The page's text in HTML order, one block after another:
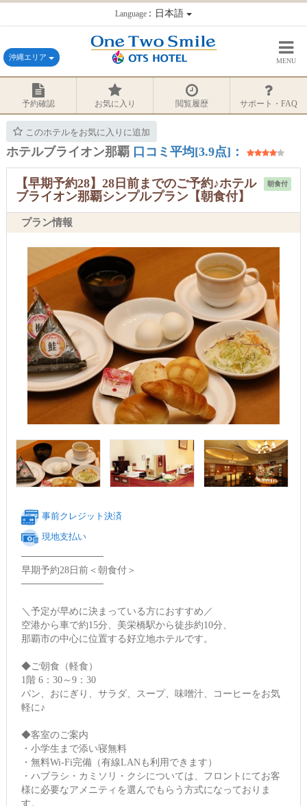
Language：日本語
沖縄エリア MENU
予約確認 お気に入り 閲覧履歴 サポート・FAQ
このホテルをお気に入りに追加
ホテルブライオン那覇 口コミ平均[3.9点]：
朝食付
【早期予約28】28日前までのご予約♪ホテル
ブライオン那覇シンプルプラン【朝食付】
プラン情報
事前クレジット決済
現地支払い
────────────
早期予約28日前＜朝食付＞
────────────
＼予定が早めに決まっている方におすすめ／
空港から車で約15分、美栄橋駅から徒歩約10分、
那覇市の中心に位置する好立地ホテルです。
◆ご朝食（軽食）
1階 6：30～9：30
パン、おにぎり、サラダ、スープ、味噌汁、コーヒーをお気
軽に♪
◆客室のご案内
・小学生まで添い寝無料
・無料Wi-Fi完備（有線LANも利用できます）
・ハブラシ・カミソリ・クシについては、フロントにてお客
様に必要なアメニティを選んでもらう方式になっておりま
す。